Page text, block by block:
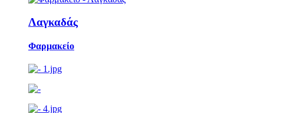
Λαγκαδάς
Φαρμακείο